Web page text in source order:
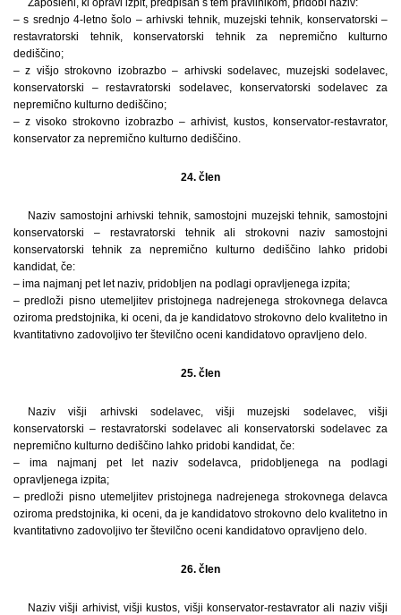
– s srednjo 4-letno šolo – arhivski tehnik, muzejski tehnik, konservatorski –
restavratorski tehnik, konservatorski tehnik za nepremično kulturno
dediščino;
– z višjo strokovno izobrazbo – arhivski sodelavec, muzejski sodelavec,
konservatorski – restavratorski sodelavec, konservatorski sodelavec za
nepremično kulturno dediščino;
– z visoko strokovno izobrazbo – arhivist, kustos, konservator-restavrator,
konservator za nepremično kulturno dediščino.
24. člen
Naziv samostojni arhivski tehnik, samostojni muzejski tehnik, samostojni
konservatorski – restavratorski tehnik ali strokovni naziv samostojni
konservatorski tehnik za nepremično kulturno dediščino lahko pridobi
kandidat, če:
– ima najmanj pet let naziv, pridobljen na podlagi opravljenega izpita;
– predloži pisno utemeljitev pristojnega nadrejenega strokovnega delavca
oziroma predstojnika, ki oceni, da je kandidatovo strokovno delo kvalitetno in
kvantitativno zadovoljivo ter številčno oceni kandidatovo opravljeno delo.
25. člen
Naziv višji arhivski sodelavec, višji muzejski sodelavec, višji
konservatorski – restavratorski sodelavec ali konservatorski sodelavec za
nepremično kulturno dediščino lahko pridobi kandidat, če:
– ima najmanj pet let naziv sodelavca, pridobljenega na podlagi
opravljenega izpita;
– predloži pisno utemeljitev pristojnega nadrejenega strokovnega delavca
oziroma predstojnika, ki oceni, da je kandidatovo strokovno delo kvalitetno in
kvantitativno zadovoljivo ter številčno oceni kandidatovo opravljeno delo.
26. člen
Naziv višji arhivist, višji kustos, višji konservator-restavrator ali naziv višji